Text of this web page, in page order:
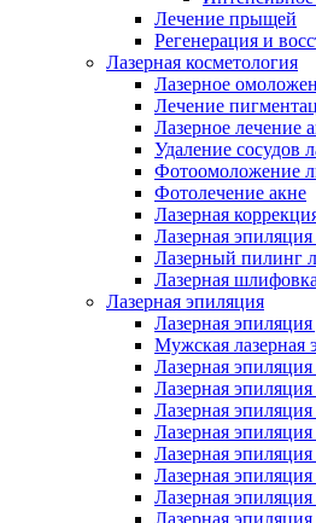
Лечение прыщей
Регенерация и
Лазерная косметология
Лазерное
Лечение
Лазерное лечение
Удаление сосудов
Фотоомоложение
Фотолечение акне
Лазерная
Лазерная
Лазерный пилинг
Лазерная
Лазерная эпиляция
Лазерная
Мужская лазерная
Лазерная
Лазерная
Лазерная
Лазерная
Лазерная
Лазерная
Лазерная
Лазерная эпиляция